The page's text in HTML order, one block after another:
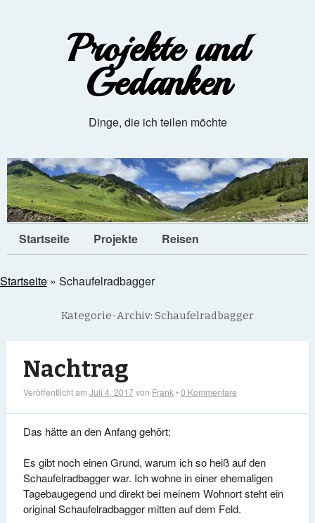
Projekte und
Gedanken
Dinge, die ich teilen möchte
Startseite Projekte Reisen
Startseite » Schaufelradbagger
Kategorie-Archiv: Schaufelradbagger
Nachtrag
Veröffentlicht amJuli 4, 2017von Frank•0 Kommentare
Das hätte an den Anfang gehört:
Es gibt noch einen Grund, warum ich so heiß auf den
Schaufelradbagger war. Ich wohne in einer ehemaligen
Tagebaugegend und direkt bei meinem Wohnort steht ein
original Schaufelradbagger mitten auf dem Feld.